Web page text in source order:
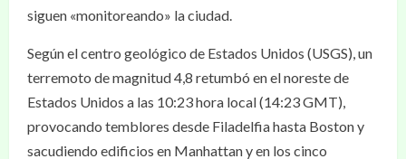
siguen «monitoreando» la ciudad.
Según el centro geológico de Estados Unidos (USGS), un
terremoto de magnitud 4,8 retumbó en el noreste de
Estados Unidos a las 10:23 hora local (14:23 GMT),
provocando temblores desde Filadelfia hasta Boston y
sacudiendo edificios en Manhattan y en los cinco